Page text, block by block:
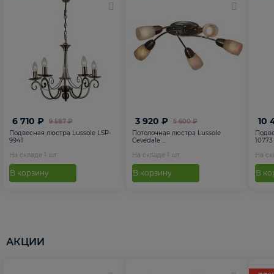
9 587 ₽
6 710 ₽
Подвесная люстра Lussole LSP-
9941
На складе 1 шт
В корзину
5 600 ₽
3 920 ₽
Потолочная люстра Lussole
Cevedale ...
На складе 1 шт
В корзину
10
10773
На
В
АКЦИИ